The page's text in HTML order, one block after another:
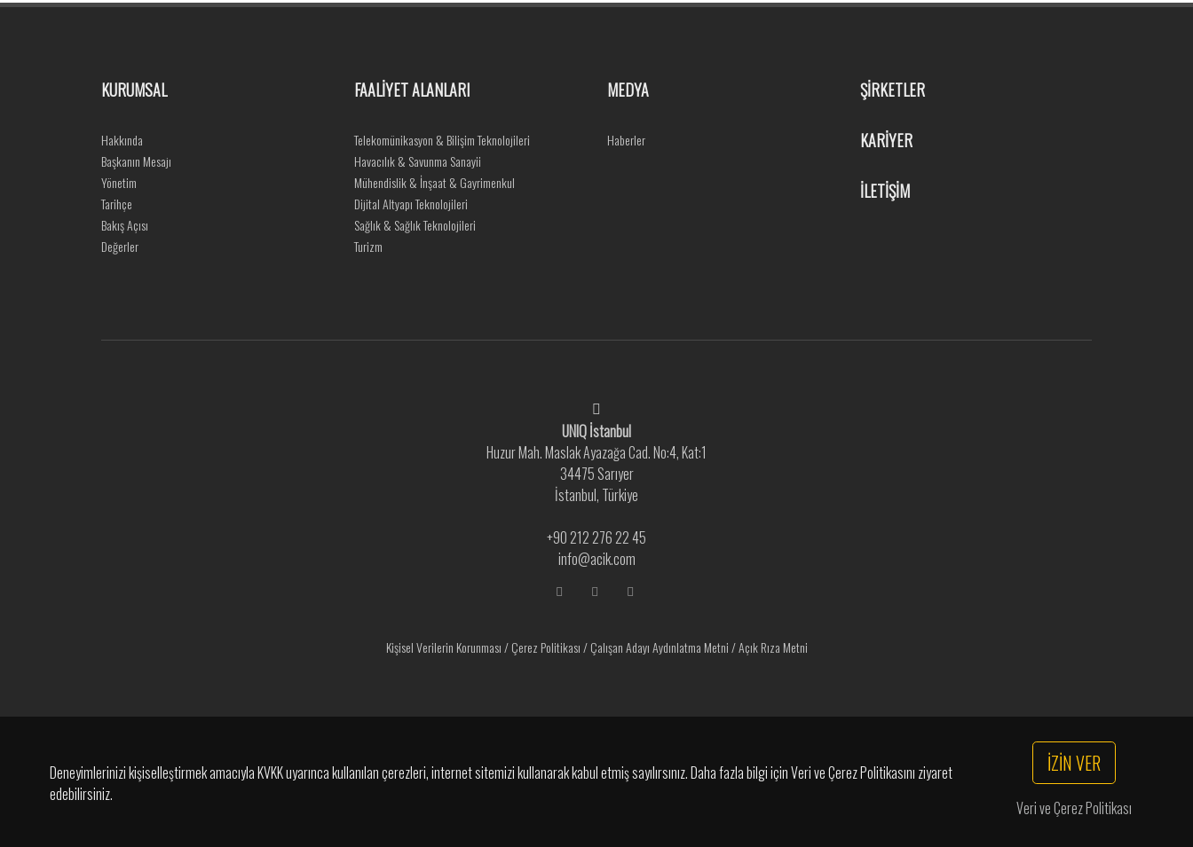
Deneyimlerinizi kişiselleştirmek amacıyla KVKK uyarınca kullanılan çerezleri, internet sitemizi kullanarak kabul etmiş sayılırsınız. Daha fazla bilgi için Veri ve Çerez Politikasını ziyaret
edebilirsiniz.
İZİN VER
Veri ve Çerez Politikası
KURUMSAL
Hakkında
Başkanın Mesajı
Yönetim
Tarihçe
Bakış Açısı
Değerler
FAALİYET ALANLARI
Telekomünikasyon & Bilişim Teknolojileri
Havacılık & Savunma Sanayii
Mühendislik & İnşaat & Gayrimenkul
Dijital Altyapı Teknolojileri
Sağlık & Sağlık Teknolojileri
Turizm
MEDYA
Haberler
ŞİRKETLER
KARİYER
İLETİŞİM
UNIQ İstanbul
Huzur Mah. Maslak Ayazağa Cad. No:4, Kat:1
34475 Sarıyer
İstanbul, Türkiye
+90 212 276 22 45
info@acik.com
Kişisel Verilerin Korunması/Çerez Politikası/Çalışan Adayı Aydınlatma Metni/Açık Rıza Metni